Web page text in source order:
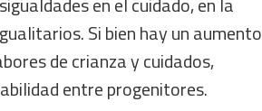
Si bien hay un aumento
de crianza y cuidados,
entre progenitores.